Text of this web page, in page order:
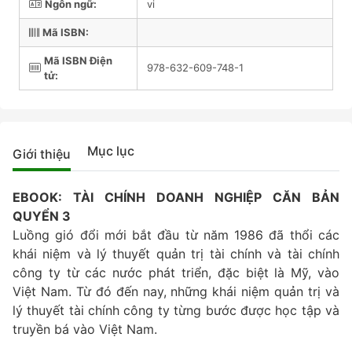
Ngôn ngữ: vi
Mã ISBN:
Mã ISBN Điện
tử:
978-632-609-748-1
Giới thiệu Mục lục
EBOOK: TÀI CHÍNH DOANH NGHIỆP CĂN BẢN
QUYỂN 3
Luồng gió đổi mới bắt đầu từ năm 1986 đã thổi các
khái niệm và lý thuyết quản trị tài chính và tài chính
công ty từ các nước phát triển, đặc biệt là Mỹ, vào
Việt Nam. Từ đó đến nay, những khái niệm quản trị và
lý thuyết tài chính công ty từng bước được học tập và
truyền bá vào Việt Nam.